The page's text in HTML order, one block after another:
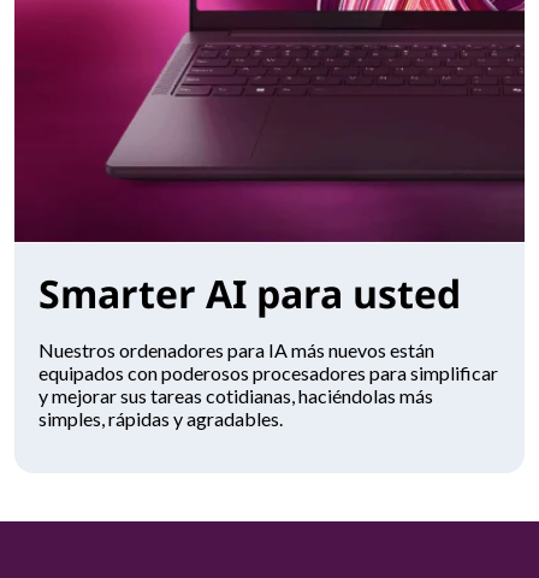
Smarter AI para usted
Nuestros ordenadores para IA más nuevos están
equipados con poderosos procesadores para simplificar
y mejorar sus tareas cotidianas, haciéndolas más
simples, rápidas y agradables.